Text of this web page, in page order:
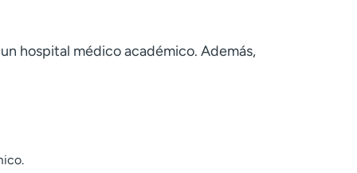
hospital médico académico. Además,